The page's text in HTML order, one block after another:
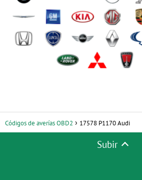
Códigos de averías OBD2 17578 P1170 Audi
Subir